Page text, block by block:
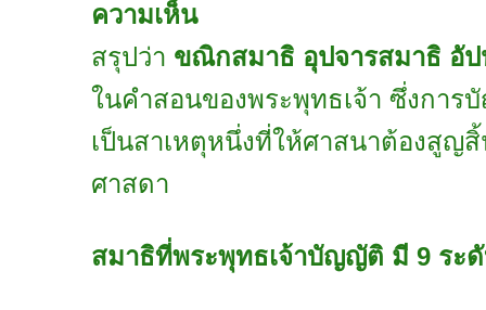
ความเห็น
สรุปว่า ขณิกสมาธิ อุปจารสมาธิ อั
ในคำสอนของพระพุทธเจ้า ซึ่งการ
เป็นสาเหตุหนึ่งที่ให้ศาสนาต้องสูญ
ศาสดา
สมาธิที่พระพุทธเจ้าบัญญัติ มี 9 ระ